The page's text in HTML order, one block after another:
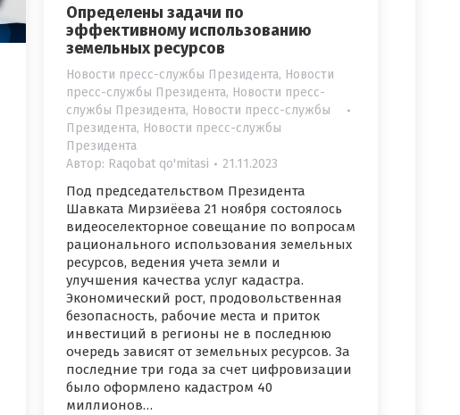
Определены задачи по
эффективному использованию
земельных ресурсов
Новости пресс-службы Президента, Новости
пресс-службы Президента, Новости пресс-
службы Президента, Новости пресс-службы
Президента, Новости пресс-службы
Президента
Автор: Raqobat qo'mitasi 21.11.2023
Под председательством Президента
Шавката Мирзиёева 21 ноября состоялось
видеоселекторное совещание по вопросам
рационального использования земельных
ресурсов, ведения учета земли и
улучшения качества услуг кадастра.
Экономический рост, продовольственная
безопасность, рабочие места и приток
инвестиций в регионы не в последнюю
очередь зависят от земельных ресурсов. За
последние три года за счет цифровизации
было оформлено кадастром 40
миллионов…